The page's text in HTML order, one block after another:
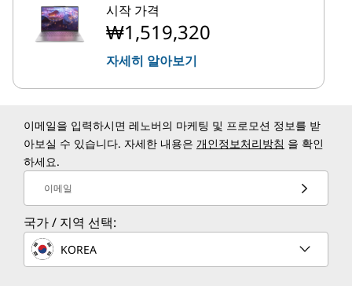
시작 가격
₩1,519,320
자세히 알아보기
이메일을 입력하시면 레노버의 마케팅 및 프로모션 정보를 받
아보실 수 있습니다. 자세한 내용은 개인정보처리방침 을 확인
하세요.
이메일
국가 / 지역 선택:
KOREA